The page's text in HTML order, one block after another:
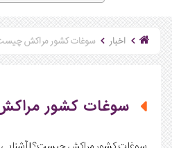
اخبار سوغات کشور مراکش
سوغات کشور